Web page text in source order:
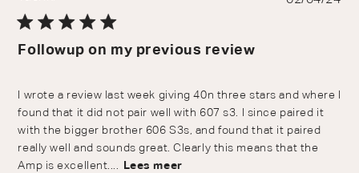
Followup on my previous review
I wrote a review last week giving 40n three stars and where I
found that it did not pair well with 607 s3. I since paired it
with the bigger brother 606 S3s, and found that it paired
really well and sounds great. Clearly this means that the
Amp is excellent.... Lees meer